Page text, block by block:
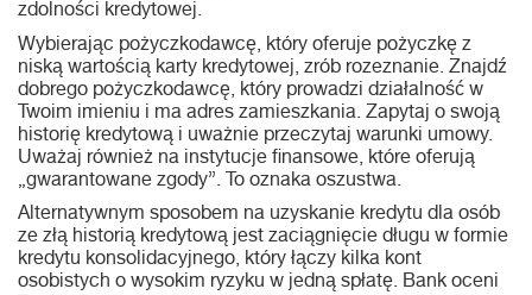
zdolności kredytowej.
Wybierając pożyczkodawcę, który oferuje pożyczkę z
niską wartością karty kredytowej, zrób rozeznanie. Znajdź
dobrego pożyczkodawcę, który prowadzi działalność w
Twoim imieniu i ma adres zamieszkania. Zapytaj o swoją
historię kredytową i uważnie przeczytaj warunki umowy.
Uważaj również na instytucje finansowe, które oferują
„gwarantowane zgody”. To oznaka oszustwa.
Alternatywnym sposobem na uzyskanie kredytu dla osób
ze złą historią kredytową jest zaciągnięcie długu w formie
kredytu konsolidacyjnego, który łączy kilka kont
osobistych o wysokim ryzyku w jedną spłatę. Bank oceni